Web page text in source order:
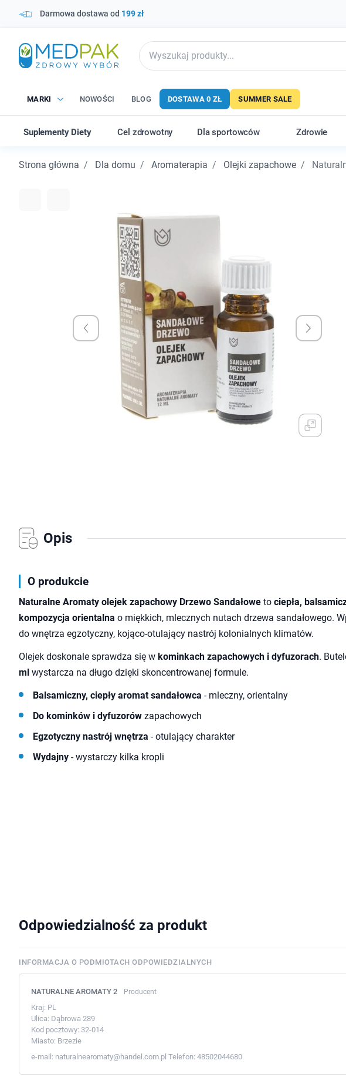
Darmowa dostawa od 199 zł
MARKI NOWOŚCI BLOG DOSTAWA 0 ZŁ SUMMER SALE
Suplementy Diety Cel zdrowotny Dla sportowców Zdrowie
Strona główna Dla domu Aromaterapia Olejki zapachowe
Opis
O produkcie
Naturalne Aromaty olejek zapachowy Drzewo Sandałowe to ciepła,
kompozycja orientalna o miękkich, mlecznych nutach drzewa sandałowego.
do wnętrza egzotyczny, kojąco-otulający nastrój kolonialnych klimatów.
Olejek doskonale sprawdza się w kominkach zapachowych i dyfuzorach.
ml wystarcza na długo dzięki skoncentrowanej formule.
Balsamiczny, ciepły aromat sandałowca - mleczny, orientalny
Do kominków i dyfuzorów zapachowych
Egzotyczny nastrój wnętrza - otulający charakter
Wydajny - wystarczy kilka kropli
Odpowiedzialność za produkt
INFORMACJA O PODMIOTACH ODPOWIEDZIALNYCH
NATURALNE AROMATY 2 Producent
Kraj: PL
Ulica: Dąbrowa 289
Kod pocztowy: 32-014
Miasto: Brzezie
e-mail: naturalnearomaty@handel.com.pl Telefon: 48502044680